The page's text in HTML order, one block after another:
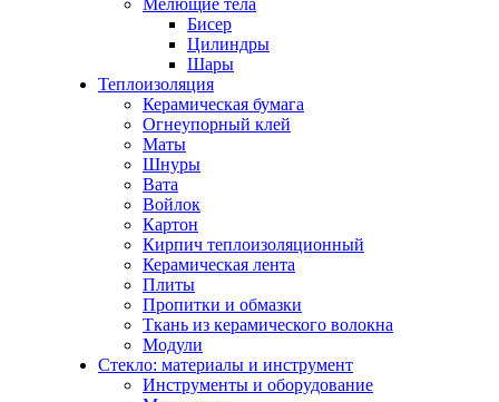
Мелющие тела
Бисер
Цилиндры
Шары
Теплоизоляция
Керамическая бумага
Огнеупорный клей
Маты
Шнуры
Вата
Войлок
Картон
Кирпич теплоизоляционный
Керамическая лента
Плиты
Пропитки и обмазки
Ткань из керамического волокна
Модули
Стекло: материалы и инструмент
Инструменты и оборудование